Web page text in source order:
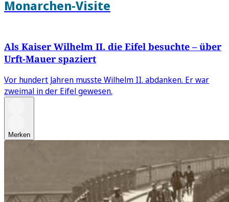
Monarchen-Visite
Als Kaiser Wilhelm II. die Eifel besuchte – über
Urft-Mauer spaziert
Vor hundert Jahren musste Wilhelm II. abdanken. Er war
zweimal in der Eifel gewesen.
Merken